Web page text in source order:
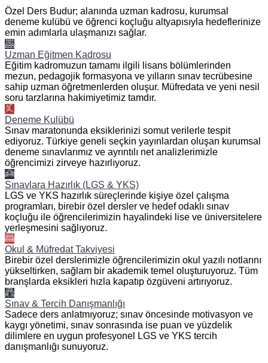
Özel Ders Budur; alanında uzman kadrosu, kurumsal
deneme kulübü ve öğrenci koçluğu altyapısıyla hedeflerinize
emin adımlarla ulaşmanızı sağlar.
Uzman Eğitmen Kadrosu
Eğitim kadromuzun tamamı ilgili lisans bölümlerinden
mezun, pedagojik formasyona ve yılların sınav tecrübesine
sahip uzman öğretmenlerden oluşur. Müfredata ve yeni nesil
soru tarzlarına hakimiyetimiz tamdır.
Deneme Kulübü
Sınav maratonunda eksiklerinizi somut verilerle tespit
ediyoruz. Türkiye geneli seçkin yayınlardan oluşan kurumsal
deneme sınavlarımız ve ayrıntılı net analizlerimizle
öğrencimizi zirveye hazırlıyoruz.
Sınavlara Hazırlık (LGS & YKS)
LGS ve YKS hazırlık süreçlerinde kişiye özel çalışma
programları, birebir özel dersler ve hedef odaklı sınav
koçluğu ile öğrencilerimizin hayalindeki lise ve üniversitelere
yerleşmesini sağlıyoruz.
Okul & Müfredat Takviyesi
Birebir özel derslerimizle öğrencilerimizin okul yazılı notlarını
yükseltirken, sağlam bir akademik temel oluşturuyoruz. Tüm
branşlarda eksikleri hızla kapatıp özgüveni artırıyoruz.
Sınav & Tercih Danışmanlığı
Sadece ders anlatmıyoruz; sınav öncesinde motivasyon ve
kaygı yönetimi, sınav sonrasında ise puan ve yüzdelik
dilimlere en uygun profesyonel LGS ve YKS tercih
danışmanlığı sunuyoruz.